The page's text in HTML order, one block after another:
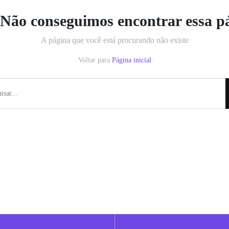
conseguimos encontrar essa
A página que você está procurando não existe
Voltar para Página inicial